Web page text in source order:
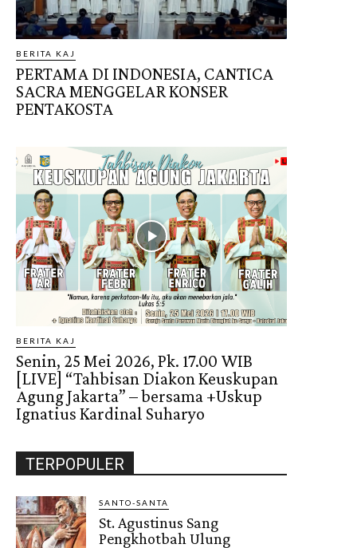
BERITA KAJ
PERTAMA DI INDONESIA, CANTICA
SACRA MENGGELAR KONSER
PENTAKOSTA
BERITA KAJ
Senin, 25 Mei 2026, Pk. 17.00 WIB
[LIVE] “Tahbisan Diakon Keuskupan
Agung Jakarta” – bersama +Uskup
Ignatius Kardinal Suharyo
TERPOPULER
SANTO-SANTA
St. Agustinus Sang
Pengkhotbah Ulung